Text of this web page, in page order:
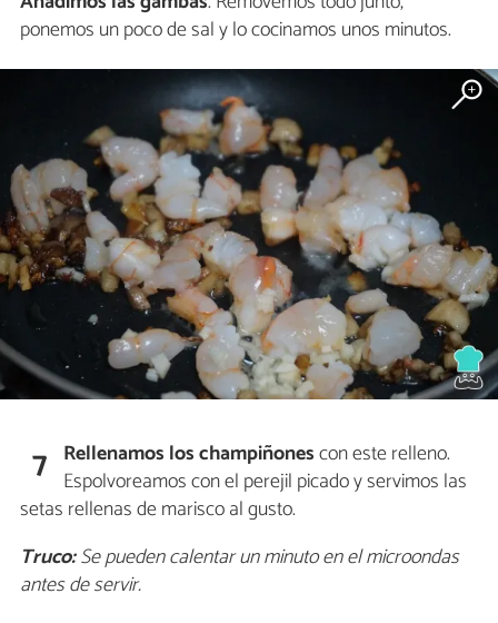
ponemos un poco de sal y lo cocinamos unos minutos.
7 Rellenamos los champiñonescon este relleno.
Espolvoreamos con el perejil picado y servimos las
setas rellenas de marisco al gusto.
Truco:Se pueden calentar un minuto en el microondas
antes de servir.